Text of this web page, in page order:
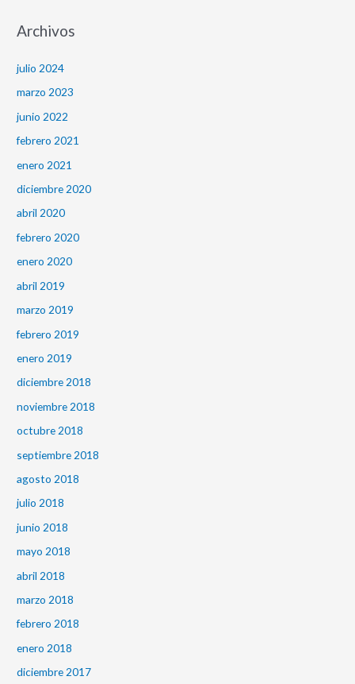
Archivos
julio 2024
marzo 2023
junio 2022
febrero 2021
enero 2021
diciembre 2020
abril 2020
febrero 2020
enero 2020
abril 2019
marzo 2019
febrero 2019
enero 2019
diciembre 2018
noviembre 2018
octubre 2018
septiembre 2018
agosto 2018
julio 2018
junio 2018
mayo 2018
abril 2018
marzo 2018
febrero 2018
enero 2018
diciembre 2017